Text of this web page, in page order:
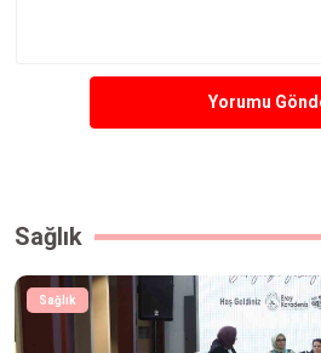
Yorumu
Sağlık
Sağlık